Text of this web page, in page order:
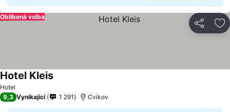
Sdílet
Oblíbená volba
Hotel
Hotel Kleis
9,3 Vynikající 1 291 Cvikov